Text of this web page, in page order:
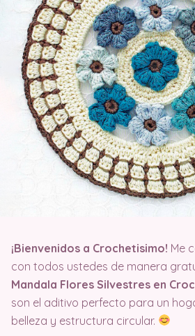
¡Bienvenidos a Crochetisimo! Me
con todos ustedes de manera
Mandala Flores Silvestres en
son el aditivo perfecto para un
belleza y estructura circular.